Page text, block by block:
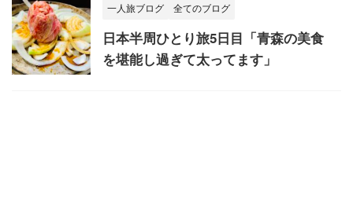
一人旅ブログ 全てのブログ
日本半周ひとり旅5日目「青森の美食
を堪能し過ぎて太ってます」